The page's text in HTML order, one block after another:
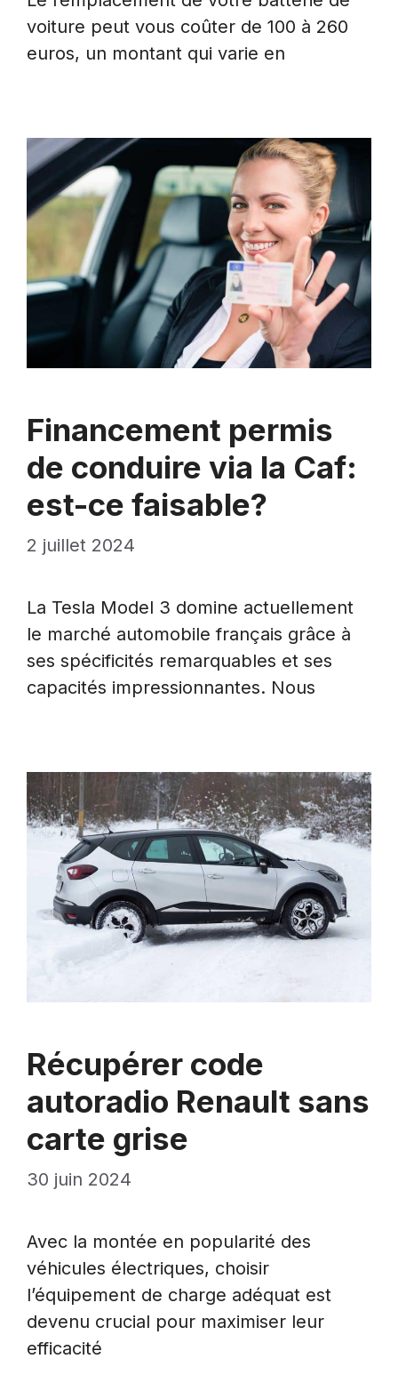
voiture peut vous coûter de 100 à 260
euros, un montant qui varie en
Financement permis
de conduire via la Caf:
est-ce faisable?
2 juillet 2024
La Tesla Model 3 domine actuellement
le marché automobile français grâce à
ses spécificités remarquables et ses
capacités impressionnantes. Nous
Récupérer code
autoradio Renault sans
carte grise
30 juin 2024
Avec la montée en popularité des
véhicules électriques, choisir
l’équipement de charge adéquat est
devenu crucial pour maximiser leur
efficacité